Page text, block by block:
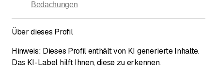
Bedachungen
Über dieses Profil
Hinweis: Dieses Profil enthält von KI generierte Inhalte.
Das KI-Label hilft Ihnen, diese zu erkennen.